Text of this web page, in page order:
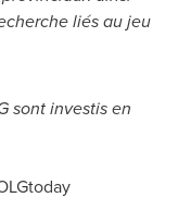
liés au jeu
sont investis en